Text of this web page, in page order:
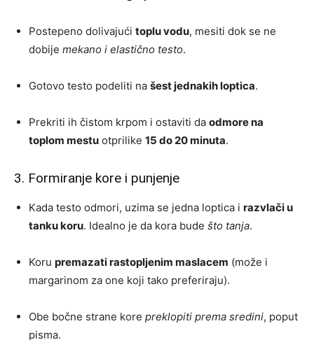
Postepeno dolivajući toplu vodu, mesiti dok se ne
dobije mekano i elastično testo.
Gotovo testo podeliti na šest jednakih loptica.
Prekriti ih čistom krpom i ostaviti da odmore na
toplom mestu otprilike 15 do 20 minuta.
3. Formiranje kore i punjenje
Kada testo odmori, uzima se jedna loptica i razvlači u
tanku koru. Idealno je da kora bude što tanja.
Koru premazati rastopljenim maslacem (može i
margarinom za one koji tako preferiraju).
Obe bočne strane kore preklopiti prema sredini, poput
pisma.